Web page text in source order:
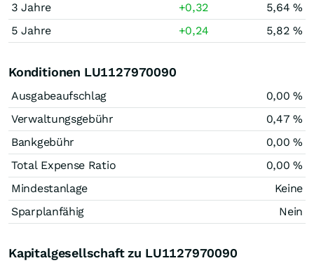
3 Jahre
+0,32
5,64 %
5 Jahre
+0,24 5,82 %
Konditionen LU1127970090
Ausgabeaufschlag
0,00 %
Verwaltungsgebühr
0,47 %
Bankgebühr
0,00 %
Total Expense Ratio
0,00 %
Mindestanlage
Keine
Sparplanfähig
Nein
Kapitalgesellschaft zu LU1127970090